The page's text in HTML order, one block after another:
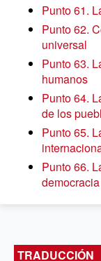
Punto 61.
Punto 62.
universal
Punto 63.
humanos
Punto 64.
de los
Punto 65.
Punto 66.
democracia
TRADUCCIÓN